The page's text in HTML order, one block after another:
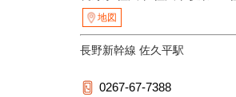
地図
長野新幹線 佐久平駅
0267-67-7388